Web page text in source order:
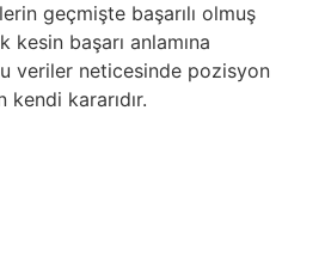
geçmişte başarılı olmuş
kesin başarı anlamına
veriler neticesinde pozisyon
kendi kararıdır.